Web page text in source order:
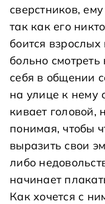
сверстников,
так как его
боится
больно
себя в общении
на улице к нему
кивает головой,
понимая, чтобы
выразить свои
либо
начинает
Как хочется с